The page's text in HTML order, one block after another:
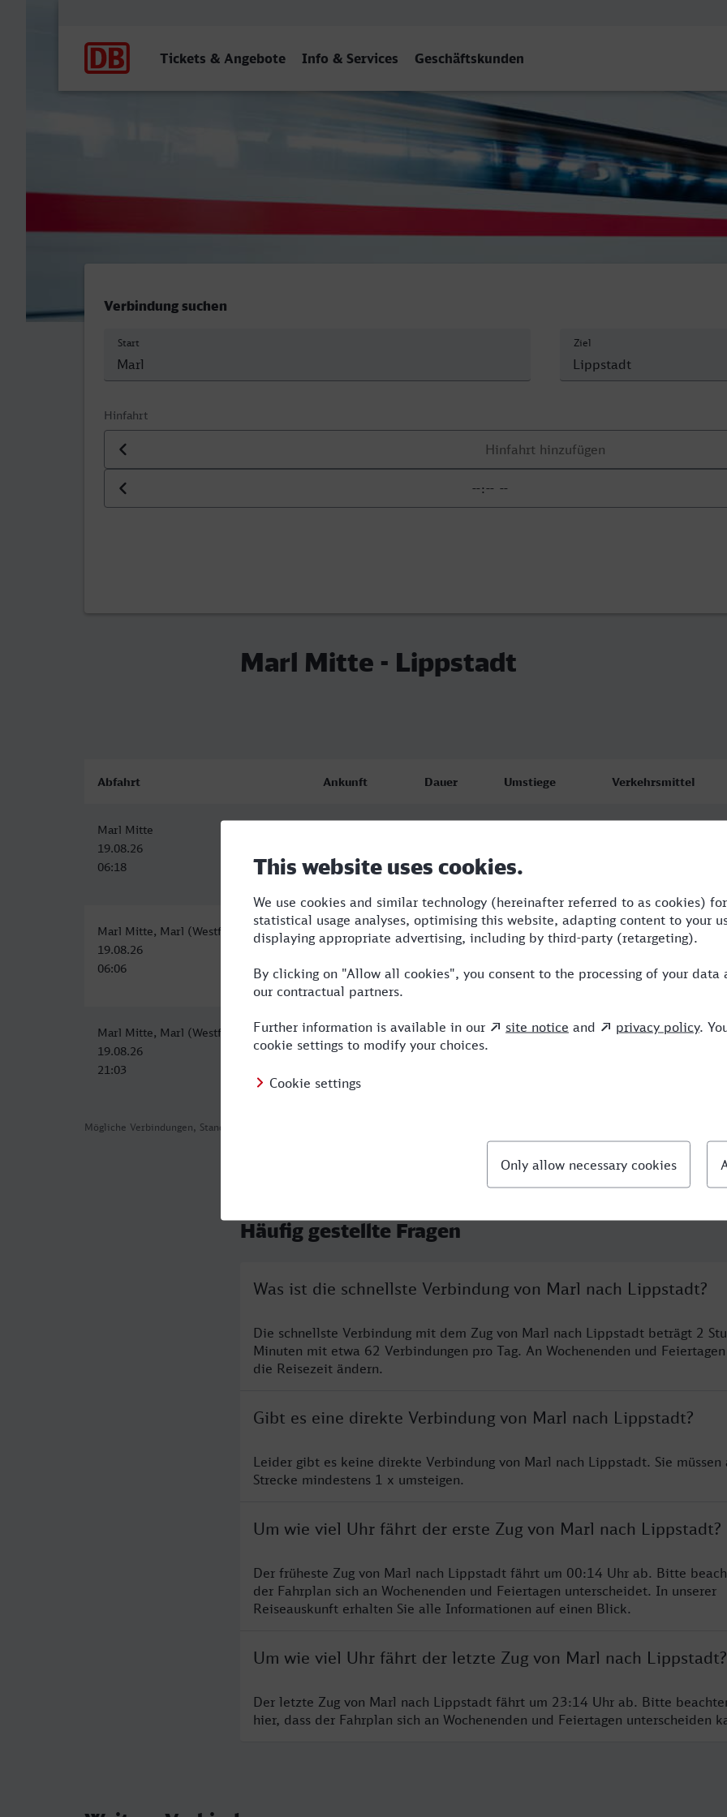
Tickets & Angebote Info & Services Geschäftskunden
Verbindung suchen
Start Ziel
Hinfahrt
Datum der Hinfahrt
Uhrzeit der Hinfahrt
Marl Mitte - Lippstadt
Mögliche Verbindungen, Stand: 2026-08-05 15:47
Abfahrt Ankunft Dauer Umstiege Verkehrsmittel
Marl Mitte
19.08.26
06:18
08:30
Marl Mitte, Marl (Westf)
19.08.26
06:06
Lippstadt
19.08.26
08:30
2:24 3 BUS,RE,NX
Marl Mitte, Marl (Westf)
19.08.26
21:03
Lippstadt
20.08.26
3:34 3 BUS,RRB,ERB,NX
Häufig gestellte Fragen
Was ist die schnellste Verbindung von Marl nach Lippstadt?
Die schnellste Verbindung mit dem Zug von Marl nach Lippstadt beträgt 2
Minuten mit etwa 62 Verbindungen pro Tag. An Wochenenden und
die Reisezeit ändern.
Gibt es eine direkte Verbindung von Marl nach Lippstadt?
Leider gibt es keine direkte Verbindung von Marl nach Lippstadt. Sie müssen
Strecke mindestens 1 x umsteigen.
Um wie viel Uhr fährt der erste Zug von Marl nach Lippstadt?
Der früheste Zug von Marl nach Lippstadt fährt um 00:14 Uhr ab. Bitte
der Fahrplan sich an Wochenenden und Feiertagen unterscheidet. In unserer
Reiseauskunft erhalten Sie alle Informationen auf einen Blick.
Um wie viel Uhr fährt der letzte Zug von Marl nach Lippstadt?
Der letzte Zug von Marl nach Lippstadt fährt um 23:14 Uhr ab. Bitte
hier, dass der Fahrplan sich an Wochenenden und Feiertagen unterscheiden